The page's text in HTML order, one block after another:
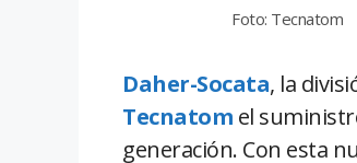
Foto: Tecnatom
Daher-Socata, la
Tecnatom el
generación. Con esta